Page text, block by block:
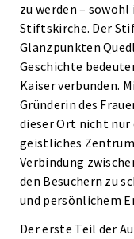
zu werden –
Stiftskirche. Der
Glanzpunkten
Geschichte
Kaiser verbunden.
Gründerin des
dieser Ort nicht nur
geistliches
Verbindung
den Besuchern zu
und persönlichem
Der erste Teil der